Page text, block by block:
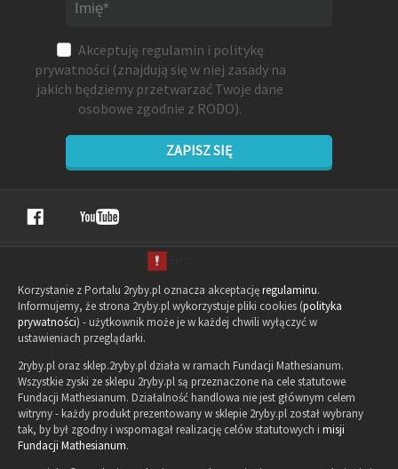
Akceptuję regulamin i politykę
prywatności (znajdują się w niej zasady na
jakich będziemy przetwarzać Twoje dane
osobowe zgodnie z RODO).
ZAPISZ SIĘ
Korzystanie z Portalu 2ryby.pl oznacza akceptacjęregulaminu.
Informujemy, że strona 2ryby.pl wykorzystuje pliki cookies (polityka
prywatności) - użytkownik może je w każdej chwili wyłączyć w
ustawieniach przeglądarki.
2ryby.pl oraz sklep.2ryby.pl działa w ramach Fundacji Mathesianum.
Wszystkie zyski ze sklepu 2ryby.pl są przeznaczone na cele statutowe
Fundacji Mathesianum. Działalność handlowa nie jest głównym celem
witryny - każdy produkt prezentowany w sklepie 2ryby.pl został wybrany
tak, by był zgodny i wspomagał realizację celów statutowych i misji
Fundacji Mathesianum.